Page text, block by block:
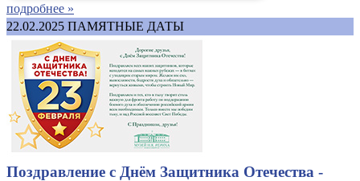
подробнее »
22.02.2025 ПАМЯТНЫЕ ДАТЫ
Поздравление с Днём Защитника Отечества -